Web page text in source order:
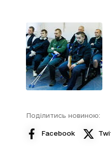
Поділитись новиною:
Facebook